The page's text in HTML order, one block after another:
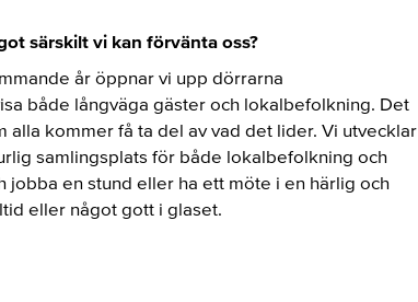
särskilt vi kan förvänta oss?
år öppnar vi upp dörrarna
både långväga gäster och lokalbefolkning. Det
kommer få ta del av vad det lider. Vi utvecklar
samlingsplats för både lokalbefolkning och
jobba en stund eller ha ett möte i en härlig och
eller något gott i glaset.